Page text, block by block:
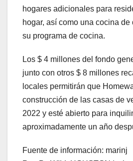
hogares adicionales para
hogar, así como una cocina
su programa de cocina.
Los $ 4 millones del fondo
junto con otros $ 8 millones
locales permitirán que
construcción de las casas de
2022 y esté abierto para
aproximadamente un año
Fuente de información: marinj